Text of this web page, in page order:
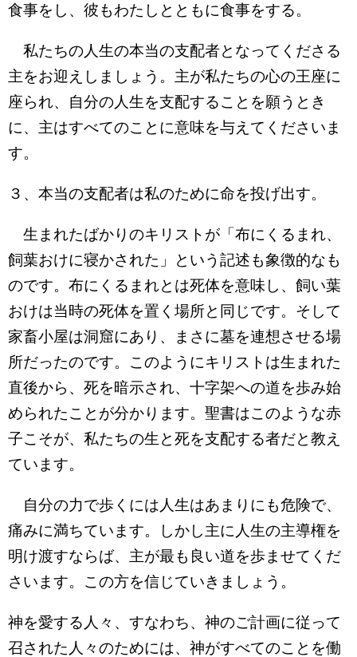
食事をし、彼もわたしとともに食事をする。
私たちの人生の本当の支配者となってくださる
主をお迎えしましょう。主が私たちの心の王座に
座られ、自分の人生を支配することを願うとき
に、主はすべてのことに意味を与えてくださいま
す。
３、本当の支配者は私のために命を投げ出す。
生まれたばかりのキリストが「布にくるまれ、
飼葉おけに寝かされた」という記述も象徴的なも
のです。布にくるまれとは死体を意味し、飼い葉
おけは当時の死体を置く場所と同じです。そして
家畜小屋は洞窟にあり、まさに墓を連想させる場
所だったのです。このようにキリストは生まれた
直後から、死を暗示され、十字架への道を歩み始
められたことが分かります。聖書はこのような赤
子こそが、私たちの生と死を支配する者だと教え
ています。
自分の力で歩くには人生はあまりにも危険で、
痛みに満ちています。しかし主に人生の主導権を
明け渡すならば、主が最も良い道を歩ませてくだ
さいます。この方を信じていきましょう。
神を愛する人々、すなわち、神のご計画に従って
召された人々のためには、神がすべてのことを働